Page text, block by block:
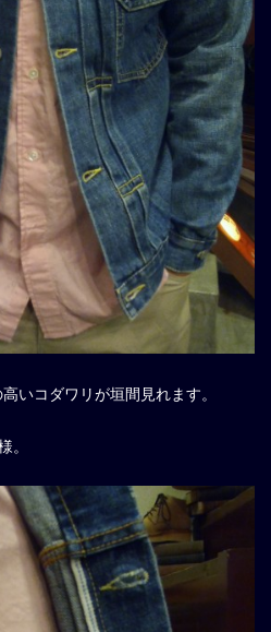
いコダワリが垣間見れます。
。